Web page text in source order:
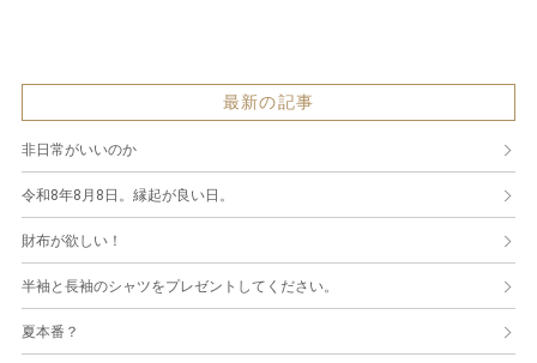
最新の記事
非日常がいいのか
令和8年8月8日。縁起が良い日。
財布が欲しい！
半袖と長袖のシャツをプレゼントしてください。
夏本番？